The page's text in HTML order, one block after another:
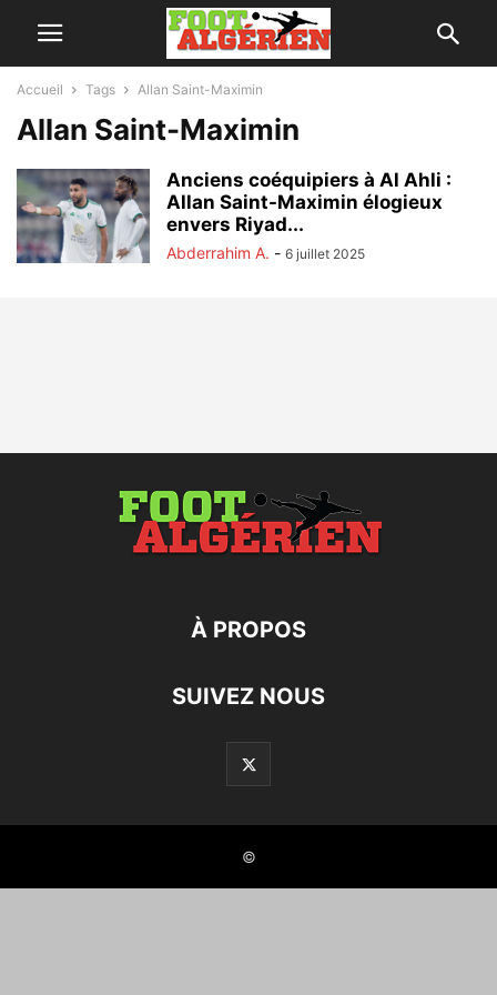
Accueil Tags Allan Saint-Maximin
Allan Saint-Maximin
Anciens coéquipiers à Al Ahli :
Allan Saint-Maximin élogieux
envers Riyad...
Abderrahim A. - 6 juillet 2025
À PROPOS
SUIVEZ NOUS
©